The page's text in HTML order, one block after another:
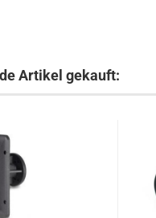
Artikel gekauft: